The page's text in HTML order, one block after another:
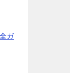
ガ